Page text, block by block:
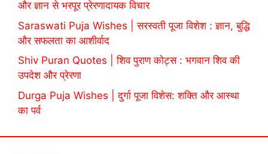
और ज्ञान से भरपूर प्रेरणादायक विचार
Saraswati Puja Wishes | सरस्वती पूजा विशेश : ज्ञान, बुद्धि
और सफलता का आशीर्वाद
Shiv Puran Quotes | शिव पुराण कोट्स : भगवान शिव की
उपदेश और प्रेरणा
Durga Puja Wishes | दुर्गा पूजा विशेस: शक्ति और आस्था
का पर्व